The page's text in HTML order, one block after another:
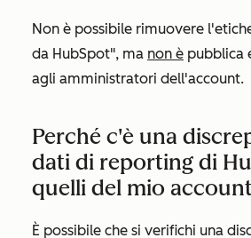
Non è possibile rimuovere
da HubSpot", ma non è pubblica
agli amministratori dell'account.
Perché c'è una
dati di reporting di
quelli del mio
È possibile che si verifichi una